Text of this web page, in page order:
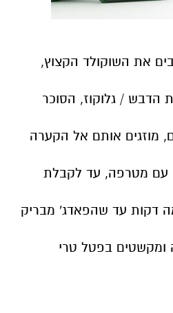
את השוקולד הקצוץ,
הדבש / גלוקוז, הסוכר
מוזגים אותם אל הקערה
עם מטרפה, עד לקבלת
דקות עד שהפאדג' מבריק
ומקשטים בפטל טרי